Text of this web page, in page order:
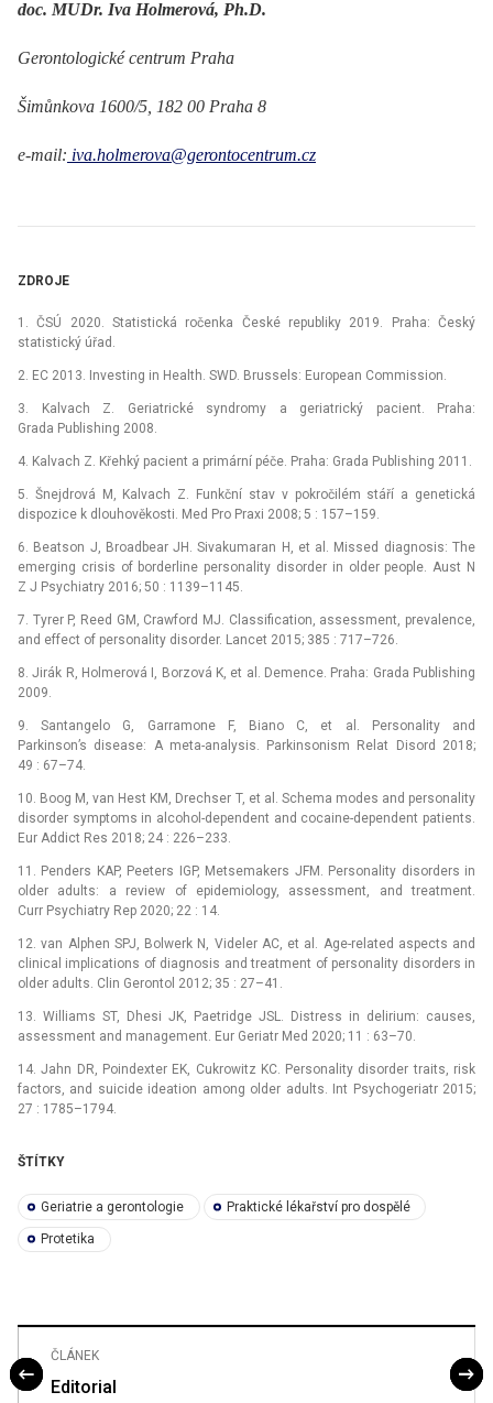
doc. MUDr. Iva Holmerová, Ph.D.
Gerontologické centrum Praha
Šimůnkova 1600/5, 182 00 Praha 8
e-mail: iva.holmerova@gerontocentrum.cz
ZDROJE
1. ČSÚ 2020. Statistická ročenka České republiky 2019. Praha: Český
statistický úřad.
2. EC 2013. Investing in Health. SWD. Brussels: European Commission.
3. Kalvach Z. Geriatrické syndromy a geriatrický pacient. Praha:
Grada Publishing 2008.
4. Kalvach Z. Křehký pacient a primární péče. Praha: Grada Publishing 2011.
5. Šnejdrová M, Kalvach Z. Funkční stav v pokročilém stáří a genetická
dispozice k dlouhověkosti. Med Pro Praxi 2008; 5 : 157–159.
6. Beatson J, Broadbear JH. Sivakumaran H, et al. Missed diagnosis: The
emerging crisis of borderline personality disorder in older people. Aust N
Z J Psychiatry 2016; 50 : 1139–1145.
7. Tyrer P, Reed GM, Crawford MJ. Classification, assessment, prevalence,
and effect of personality disorder. Lancet 2015; 385 : 717–726.
8. Jirák R, Holmerová I, Borzová K, et al. Demence. Praha: Grada Publishing
2009.
9. Santangelo G, Garramone F, Biano C, et al. Personality and
Parkinson’s disease: A meta-analysis. Parkinsonism Relat Disord 2018;
49 : 67–74.
10. Boog M, van Hest KM, Drechser T, et al. Schema modes and personality
disorder symptoms in alcohol-dependent and cocaine-dependent patients.
Eur Addict Res 2018; 24 : 226–233.
11. Penders KAP, Peeters IGP, Metsemakers JFM. Personality disorders in
older adults: a review of epidemiology, assessment, and treatment.
Curr Psychiatry Rep 2020; 22 : 14.
12. van Alphen SPJ, Bolwerk N, Videler AC, et al. Age-related aspects and
clinical implications of diagnosis and treatment of personality disorders in
older adults. Clin Gerontol 2012; 35 : 27–41.
13. Williams ST, Dhesi JK, Paetridge JSL. Distress in delirium: causes,
assessment and management. Eur Geriatr Med 2020; 11 : 63–70.
14. Jahn DR, Poindexter EK, Cukrowitz KC. Personality disorder traits, risk
factors, and suicide ideation among older adults. Int Psychogeriatr 2015;
27 : 1785–1794.
ŠTÍTKY
Geriatrie a gerontologie Praktické lékařství pro dospělé
Protetika
ČLÁNEK
Editorial